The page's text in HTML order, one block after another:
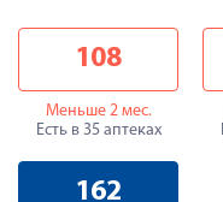
108
Меньше 2 мес.
Есть в 35 аптеках
162